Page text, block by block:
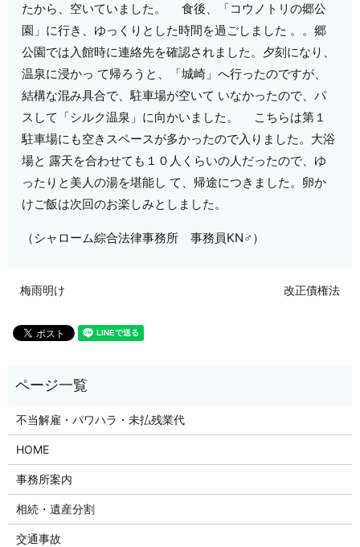
たから、空いていました。 食後、「コウノトリの郷公
園」に行き、ゆっくりとした時間を過ごしました 。。郷
公園では入館時に連絡先を確認されました。夕刻になり、
温泉に浸かっ て帰ろうと、「城崎」へ行ったのですが、
結構な混み具合で、駐車場が空いて いなかったので、パ
スして「シルク温泉」に向かいました。 こちらは第１
駐車場にも空きスペースが多かったので入りました。大浴
場と 露天を合わせても１０人くらいの人だったので、ゆ
ったりと美人の湯を堪能し て、帰途につきました。卵か
けご飯は次回のお楽しみとしました。
（シャローム綜合法律事務所 事務員KN♂）
梅雨明け 改正債権法
不当解雇・パワハラ・未払残業代
HOME
事務所案内
相続・遺産分割
交通事故